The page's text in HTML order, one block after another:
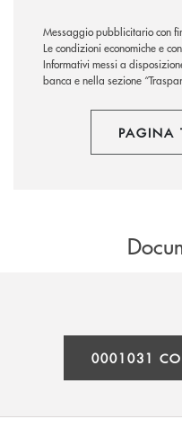
Messaggio pubblicitario con
Le condizioni economiche e
Informativi messi a
banca e nella sezione
PAGINA
0001031